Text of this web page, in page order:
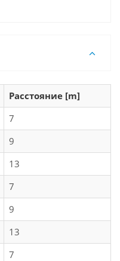
Расстояние [m]
7
9
13
7
9
13
7